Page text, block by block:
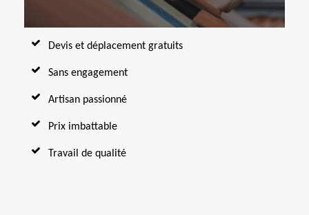
Devis et déplacement gratuits
Sans engagement
Artisan passionné
Prix imbattable
Travail de qualité